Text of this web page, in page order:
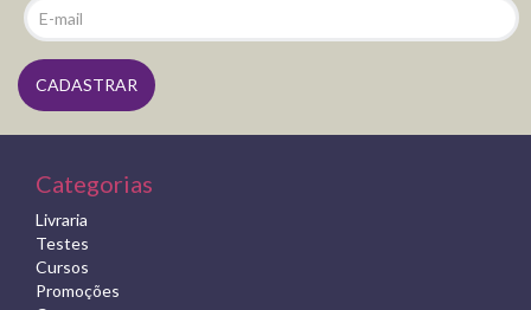
Categorias
Livraria
Testes
Cursos
Promoções